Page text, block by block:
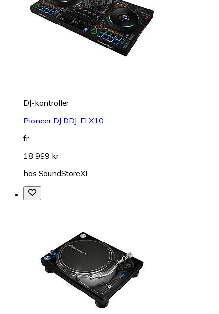
DJ-kontroller
Pioneer DJ DDJ-FLX10
fr.
18 999 kr
hos SoundStoreXL